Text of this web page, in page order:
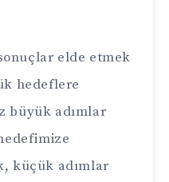
elde etmek
hedeflere
büyük adımlar
küçük adımlar